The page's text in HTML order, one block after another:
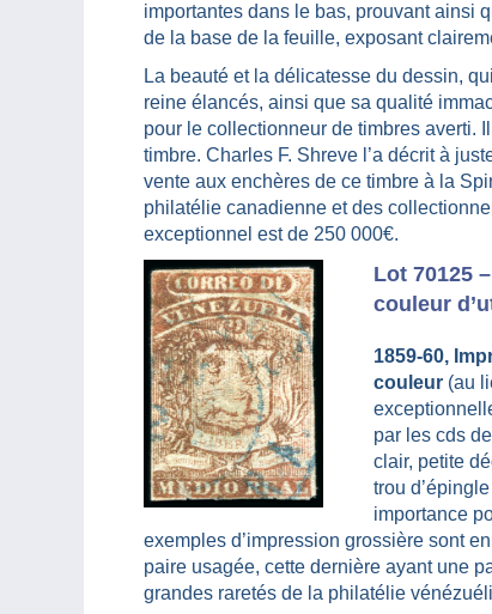
importantes dans le bas, prouvant ainsi
de la base de la feuille, exposant
La beauté et la délicatesse du dessin,
reine élancés, ainsi que sa qualité
pour le collectionneur de timbres averti.
timbre. Charles F. Shreve l’a décrit à
vente aux enchères de ce timbre à la
philatélie canadienne et des
exceptionnel est de 250 000€.
Lot 70125
couleur
1859-60,
couleur (au
par les cds
clair, petite
trou
importance
exemples d’impression grossière sont
paire usagée, cette dernière ayant une
grandes raretés de la philatélie